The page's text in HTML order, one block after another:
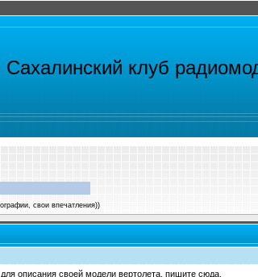
Сахалинский клуб
свои впечатления))
описания своей модели вертолета, пишите сюда.